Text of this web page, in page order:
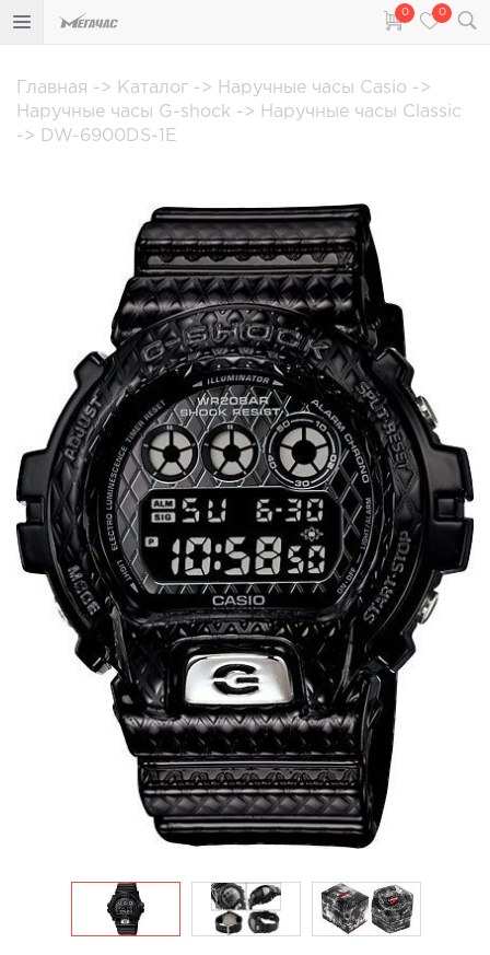
0 0
Главная -> Каталог -> Наручные часы Casio ->
Наручные часы G-shock -> Наручные часы Classic
-> DW-6900DS-1E